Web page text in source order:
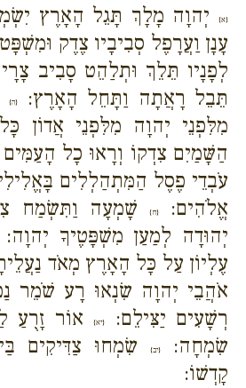
{א} יְהוָה מָלָךְ תָּגֵל הָאָרֶץ
עָנָן וַעֲרָפֶל סְבִיבָיו צֶדֶק
לְפָנָיו תֵּלֵךְ וּתְלַהֵט סָבִיב
תֵּבֵל רָאֲתָה וַתָּחֵל הָאָרֶץ:
{ה}
מִלִּפְנֵי יְהוָה מִלִּפְנֵי אֲדוֹן
הַשָּׁמַיִם צִדְקוֹ וְרָאוּ כָל
עֹבְדֵי פֶסֶל הַמִּתְהַלְלִים
אֱלֹהִים:{ח}
שָׁמְעָה וַתִּשְׂמַח
יְהוּדָה לְמַעַן מִשְׁפָּטֶיךָ יְהוָה:
עֶלְיוֹן עַל כָּל הָאָרֶץ מְאֹד
אֹהֲבֵי יְהוָה שִׂנְאוּ רָע שֹׁמֵר
רְשָׁעִים יַצִּילֵם:
{יא}אוֹר זָרֻעַ
שִׂמְחָה:
{יב}
שִׂמְחוּ צַדִּיקִים
קָדְשׁוֹ: